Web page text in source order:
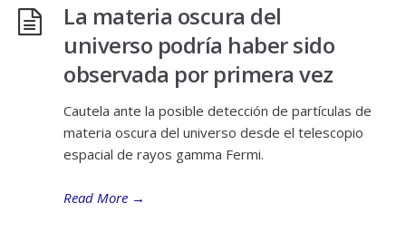
La materia oscura del
universo podría haber sido
observada por primera vez
Cautela ante la posible detección de partículas de
materia oscura del universo desde el telescopio
espacial de rayos gamma Fermi.
Read More →